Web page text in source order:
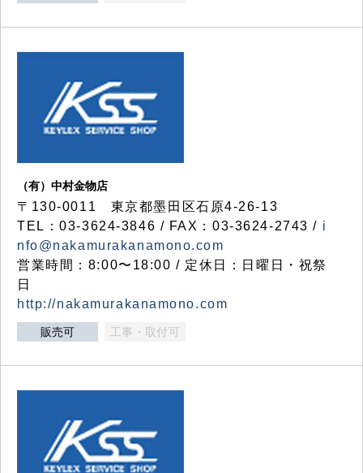
（有）中村金物店
〒130-0011 東京都墨田区石原4-26-13
TEL：03-3624-3846 / FAX：03-3624-2743 / i
nfo@nakamurakanamono.com
営業時間：8:00〜18:00 / 定休日：日曜日・祝祭
日
http://nakamurakanamono.com
販売可 工事・取付可